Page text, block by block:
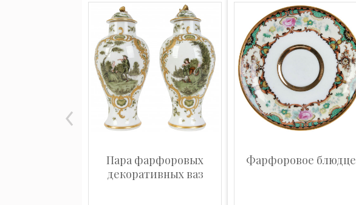
Пара фарфоровых
декоративных ваз
Фарфоровое блюдце